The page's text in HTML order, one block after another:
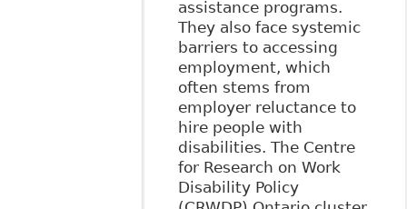
assistance programs.
They also face systemic
barriers to accessing
employment, which
often stems from
employer reluctance to
hire people with
disabilities. The Centre
for Research on Work
Disability Policy